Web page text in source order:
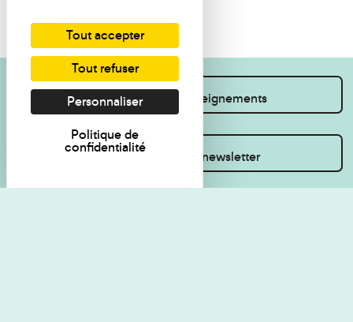
Je souhaite des renseignements
Inscrivez-vous à la newsletter
Tout accepter
Tout refuser
Personnaliser
Politique de
confidentialité